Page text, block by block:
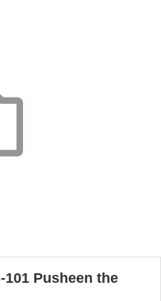
Pusheen the